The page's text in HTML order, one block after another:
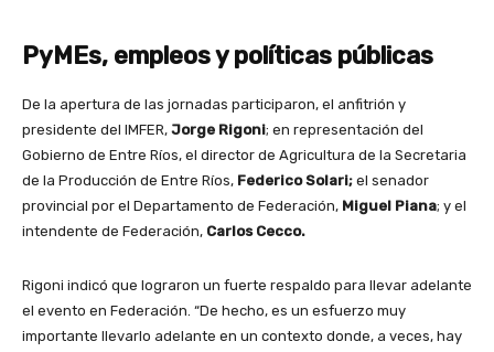
PyMEs, empleos y políticas públicas
De la apertura de las jornadas participaron, el anfitrión y
presidente del IMFER, Jorge Rigoni; en representación del
Gobierno de Entre Ríos, el director de Agricultura de la Secretaria
de la Producción de Entre Ríos, Federico Solari; el senador
provincial por el Departamento de Federación, Miguel Piana; y el
intendente de Federación, Carlos Cecco.
Rigoni indicó que lograron un fuerte respaldo para llevar adelante
el evento en Federación. “De hecho, es un esfuerzo muy
importante llevarlo adelante en un contexto donde, a veces, hay